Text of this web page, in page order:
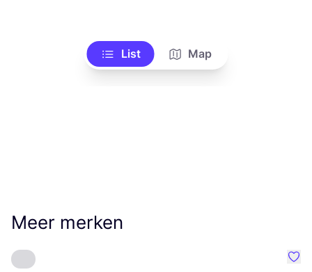
List Map
Meer merken